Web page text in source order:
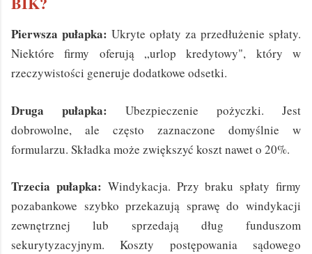
Pierwsza pułapka: Ukryte opłaty za przedłużenie spłaty.
Niektóre firmy oferują „urlop kredytowy", który w
rzeczywistości generuje dodatkowe odsetki.
Druga pułapka: Ubezpieczenie pożyczki. Jest
dobrowolne, ale często zaznaczone domyślnie w
formularzu. Składka może zwiększyć koszt nawet o 20%.
Trzecia pułapka: Windykacja. Przy braku spłaty firmy
pozabankowe szybko przekazują sprawę do windykacji
zewnętrznej lub sprzedają dług funduszom
sekurytyzacyjnym. Koszty postępowania sądowego